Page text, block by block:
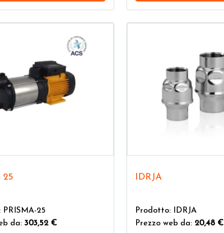
25
25
da: 303,52 €
IDRJA
Prodotto: IDRJA
Prezzo web da: 20,48 €